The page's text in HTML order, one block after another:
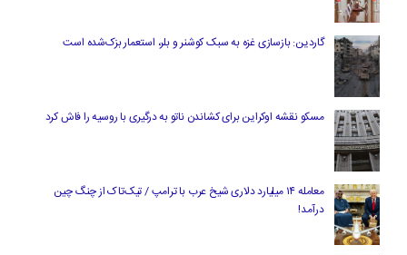
گاردین: بازسازی غزه به سبک کوشنر و بلر، استعمار بزک‌شده است
مسکو نقشه اوکراین برای کشاندن ناتو به درگیری با روسیه را فاش کرد
معامله ۱۴ میلیارد دلاری شیخ عرب با ترامپ / تیک‌تاک از چنگ چین
درآمد!